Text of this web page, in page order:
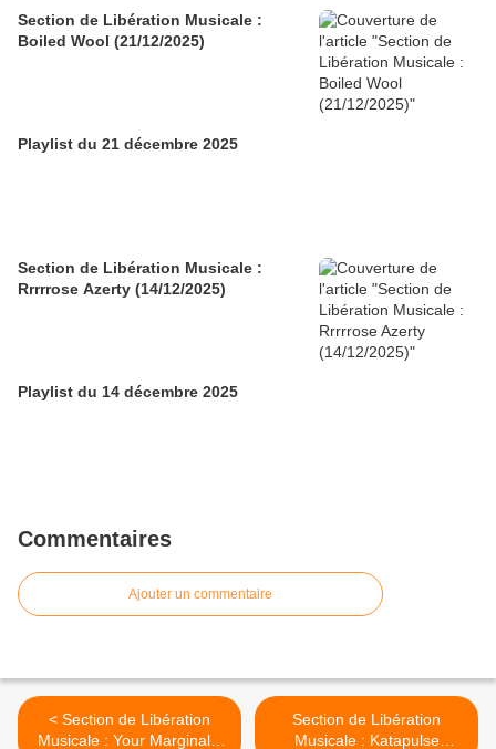
Section de Libération Musicale :
Boiled Wool (21/12/2025)
Playlist du 21 décembre 2025
Section de Libération Musicale :
Rrrrrose Azerty (14/12/2025)
Playlist du 14 décembre 2025
Commentaires
Ajouter un commentaire
< Section de Libération
Musicale : Your Marginally
Section de Libération
Musicale : Katapulse